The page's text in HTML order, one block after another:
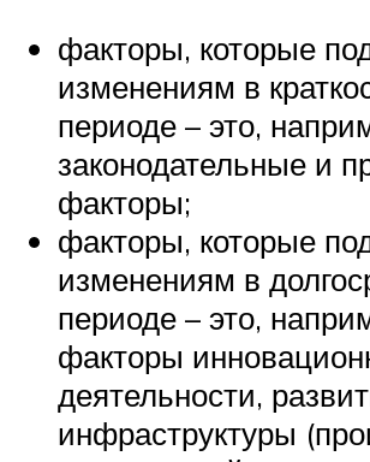
факторы, которые
изменениям в
периоде – это,
законодательные и
факторы;
факторы, которые
изменениям в
периоде – это,
факторы
деятельности,
инфраструктуры